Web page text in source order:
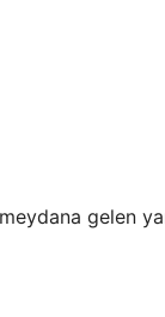
gelen